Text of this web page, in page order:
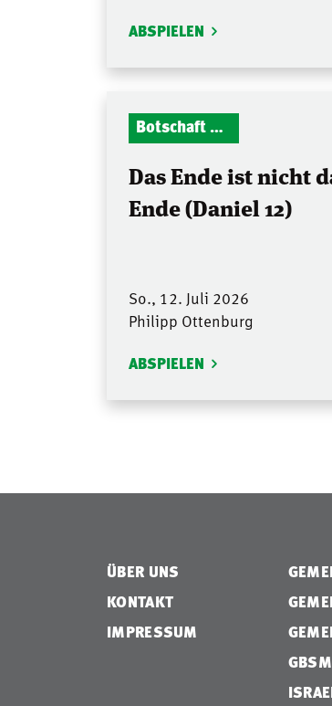
ABSPIELEN
Botschaft Zionshalle
Das Ende ist nicht
Ende (Daniel 12)
So., 12. Juli 2026
Philipp Ottenburg
ABSPIELEN
ÜBER UNS
KONTAKT
IMPRESSUM
GBSM